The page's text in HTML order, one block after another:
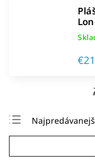
Najlacnejšie
Najdrahšie